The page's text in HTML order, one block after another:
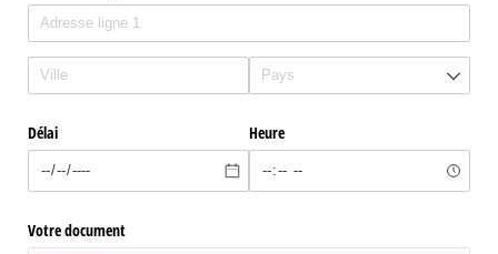
Délai Heure
Votre document